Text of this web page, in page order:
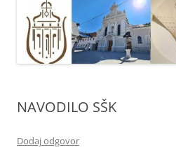
NAVODILO SŠK
Dodaj odgovor